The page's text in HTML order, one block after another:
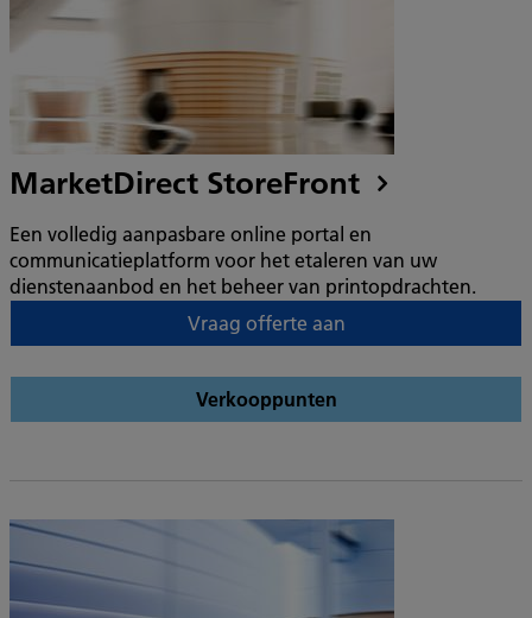
MarketDirect StoreFront
Een volledig aanpasbare online portal en
communicatieplatform voor het etaleren van uw
dienstenaanbod en het beheer van printopdrachten.
Vraag offerte aan
Verkooppunten